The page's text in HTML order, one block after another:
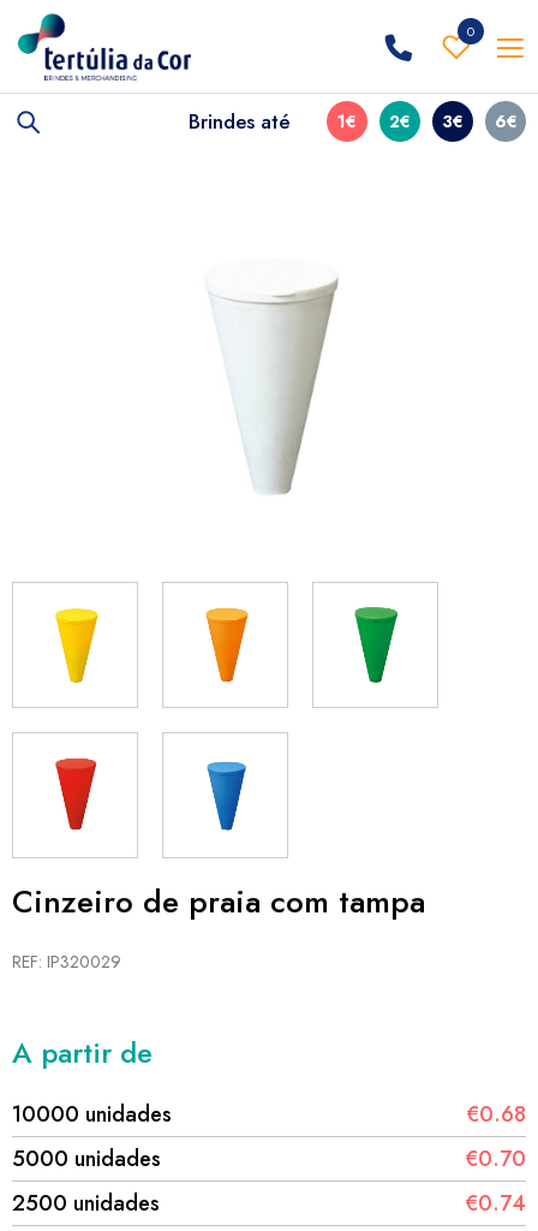
0
Brindes até 1€ 2€ 3€ 6€
Cinzeiro de praia com tampa
REF: IP320029
A partir de
10000 unidades
€0.68
5000 unidades
€0.70
2500 unidades
€0.74